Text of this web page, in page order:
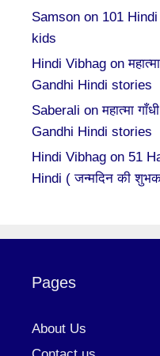
Samson on 101
kids
Hindi Vibhag on
Gandhi Hindi stories
Saberali onमहात्मा
Gandhi Hindi stories
Hindi Vibhag on 51
Hindi ( जन्मदिन की
Pages
About Us